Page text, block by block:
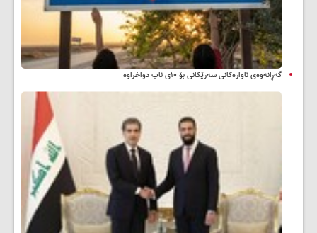
گەڕانەوەی ئاوارەکانی سەرێکانی بۆ ۱۰ی ئاب دواخراوە